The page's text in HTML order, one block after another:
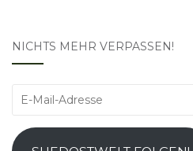
NICHTS MEHR VERPASSEN!
E-
Adresse